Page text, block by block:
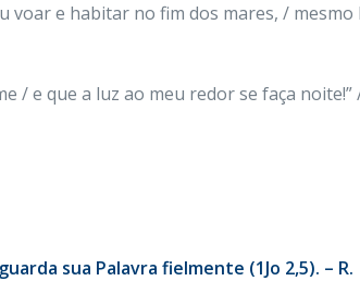
voar e habitar no fim dos mares, /
/ e que a luz ao meu redor se faça
sua Palavra fielmente (1Jo 2,5). – R.